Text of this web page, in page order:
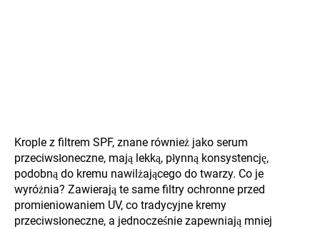
Krople z filtrem SPF, znane również jako serum
przeciwsłoneczne, mają lekką, płynną konsystencję,
podobną do kremu nawilżającego do twarzy. Co je
wyróżnia? Zawierają te same filtry ochronne przed
promieniowaniem UV, co tradycyjne kremy
przeciwsłoneczne, a jednocześnie zapewniają mniej